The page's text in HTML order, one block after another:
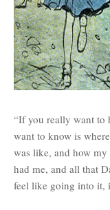
“If you really want to
want to know is
was like, and how
had me, and all that
feel like going into it,